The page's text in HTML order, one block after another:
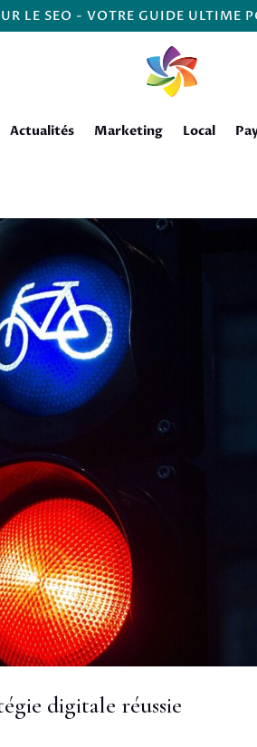
LE SEO - VOTRE GUIDE ULTIME
Actualités Marketing Local
digitale réussie